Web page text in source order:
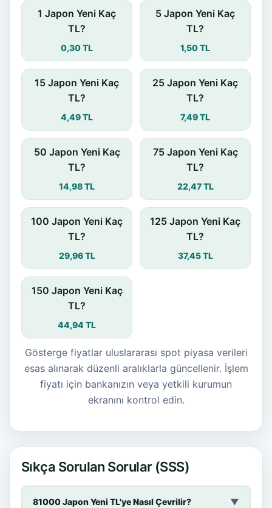
1 Japon Yeni Kaç
TL?
0,30 TL
5 Japon Yeni Kaç
TL?
1,50 TL
15 Japon Yeni Kaç
TL?
4,49 TL
25 Japon Yeni Kaç
TL?
7,49 TL
50 Japon Yeni Kaç
TL?
14,98 TL
75 Japon Yeni Kaç
TL?
22,47 TL
100 Japon Yeni Kaç
TL?
29,96 TL
125 Japon Yeni Kaç
TL?
37,45 TL
150 Japon Yeni Kaç
TL?
44,94 TL
Gösterge fiyatlar uluslararası spot piyasa verileri
esas alınarak düzenli aralıklarla güncellenir. İşlem
fiyatı için bankanızın veya yetkili kurumun
ekranını kontrol edin.
Sıkça Sorulan Sorular (SSS)
81000 Japon Yeni TL'ye Nasıl Çevrilir? ▼